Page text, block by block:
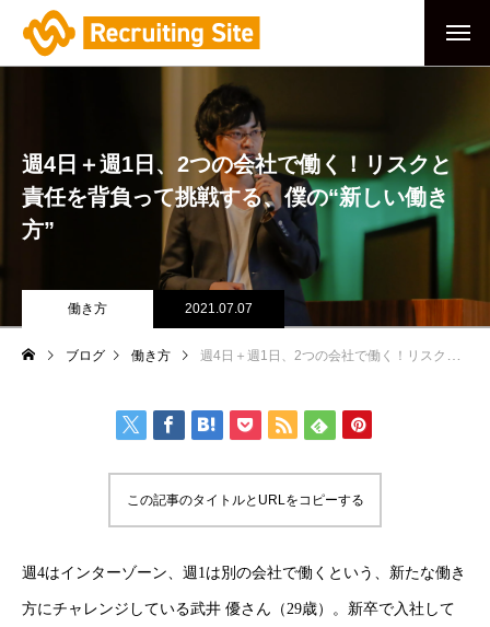
週4日＋週1日、2つの会社で働く！リスクと
責任を背負って挑戦する、僕の“新しい働き
方”
働き方 2021.07.07
ブログ 働き方 週4日＋週1日、2つの会社で働く！リスクと責任を背負って挑戦する、僕の“新しい働き方”
この記事のタイトルとURLをコピーする
週4はインターゾーン、週1は別の会社で働くという、新たな働き
方にチャレンジしている武井 優さん（29歳）。新卒で入社して